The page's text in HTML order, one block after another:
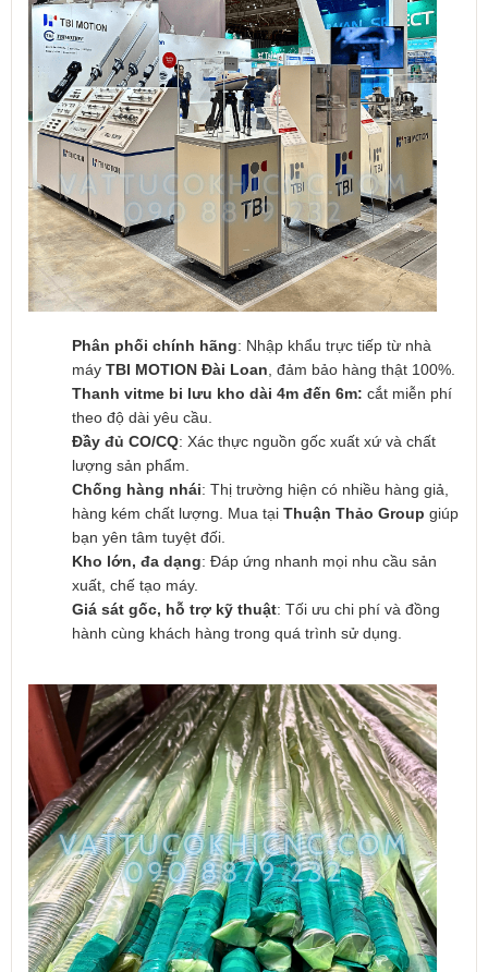
Phân phối chính hãng: Nhập khẩu trực tiếp từ nhà
máy TBI MOTION Đài Loan , đảm bảo hàng thật 100%.
Thanh vitme bi lưu kho dài 4m đến 6m: cắt miễn phí
theo độ dài yêu cầu.
Đầy đủ CO/CQ: Xác thực nguồn gốc xuất xứ và chất
lượng sản phẩm.
Chống hàng nhái: Thị trường hiện có nhiều hàng giả,
hàng kém chất lượng. Mua tại Thuận Thảo Group giúp
bạn yên tâm tuyệt đối.
Kho lớn, đa dạng: Đáp ứng nhanh mọi nhu cầu sản
xuất, chế tạo máy.
Giá sát gốc, hỗ trợ kỹ thuật: Tối ưu chi phí và đồng
hành cùng khách hàng trong quá trình sử dụng.